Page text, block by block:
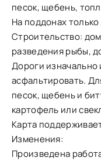
песок, щебень,
На поддонах
Строительство:
разведения рыбы,
Дороги
асфальтировать.
песок, щебень и
картофель или
Карта
Изменения:
Произведена